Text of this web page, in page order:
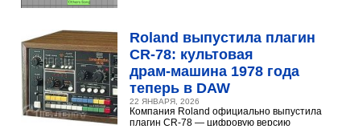
Roland выпустила плагин
CR‑78: культовая
драм‑машина 1978 года
теперь в DAW
22 ЯНВАРЯ, 2026
Компания Roland официально выпустила
плагин CR-78 — цифровую версию